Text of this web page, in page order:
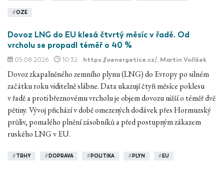
#OZE
Dovoz LNG do EU klesá čtvrtý měsíc v řadě. Od
vrcholu se propadl téměř o 40 %
05.08.2026 10:32 https://oenergetice.cz/, Martin Voříšek
Dovoz zkapalněného zemního plynu (LNG) do Evropy po silném
začátku roku viditelně slábne. Data ukazují čtyři měsíce poklesu
v řadě a proti březnovému vrcholu je objem dovozu nižší o téměř dvě
pětiny. Vývoj přichází v době omezených dodávek přes Hormuzský
průliv, pomalého plnění zásobníků a před postupným zákazem
ruského LNG v EU.
#TRHY # DOPRAVA # POLITIKA # PLYN # EU